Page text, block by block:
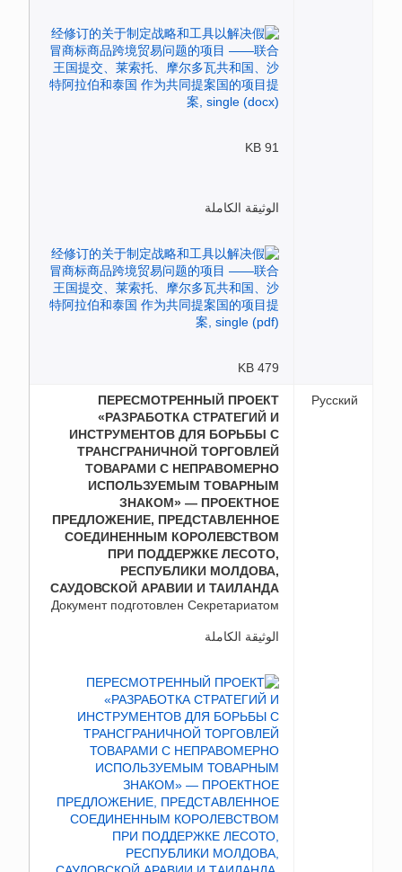
91 KB
الوثيقة الكاملة
479 KB
Русский
ПЕРЕСМОТРЕННЫЙ ПРОЕКТ
«РАЗРАБОТКА СТРАТЕГИЙ И
ИНСТРУМЕНТОВ ДЛЯ БОРЬБЫ С
ТРАНСГРАНИЧНОЙ ТОРГОВЛЕЙ
ТОВАРАМИ С НЕПРАВОМЕРНО
ИСПОЛЬЗУЕМЫМ ТОВАРНЫМ
ЗНАКОМ» — ПРОЕКТНОЕ
ПРЕДЛОЖЕНИЕ, ПРЕДСТАВЛЕННОЕ
СОЕДИНЕННЫМ КОРОЛЕВСТВОМ
ПРИ ПОДДЕРЖКЕ ЛЕСОТО,
РЕСПУБЛИКИ МОЛДОВА,
САУДОВСКОЙ АРАВИИ И ТАИЛАНДА
Документ подготовлен Секретариатом
الوثيقة الكاملة